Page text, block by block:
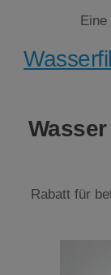
Eine
Rabatt für